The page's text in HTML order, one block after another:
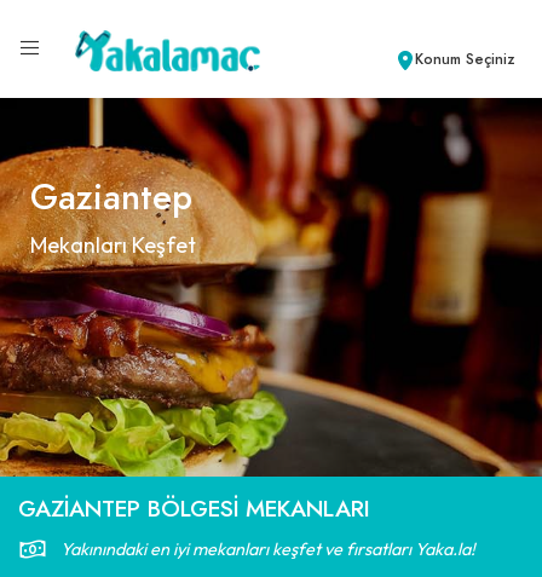
Konum Seçiniz
Gaziantep
Mekanları Keşfet
GAZIANTEP BÖLGESI MEKANLARI
Yakınındaki en iyi mekanları keşfet ve fırsatları Yaka.la!